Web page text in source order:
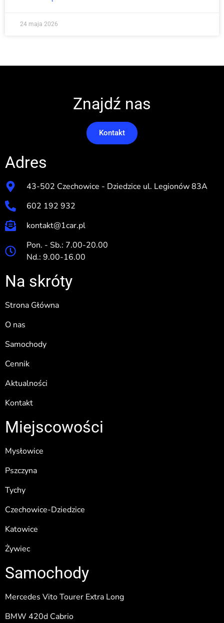
24 maja 2026
Znajdź nas
Kontakt
Adres
43-502 Czechowice - Dziedzice ul. Legionów 83A
602 192 932
kontakt@1car.pl
Pon. - Sb.: 7.00-20.00
Nd.: 9.00-16.00
Na skróty
Strona Główna
O nas
Samochody
Cennik
Aktualności
Kontakt
Miejscowości
Mysłowice
Pszczyna
Tychy
Czechowice-Dziedzice
Katowice
Żywiec
Samochody
Mercedes Vito Tourer Extra Long
BMW 420d Cabrio